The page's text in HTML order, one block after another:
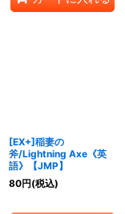
[EX+]稲妻の
斧/Lightning Axe《英
語》【JMP】
80円(税込)